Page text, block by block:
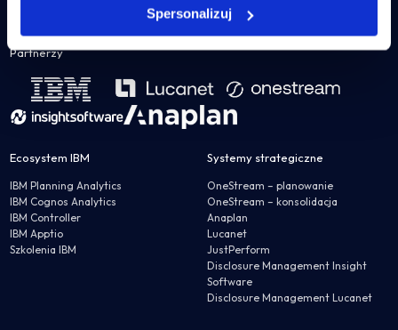
Spersonalizuj
incube@incube.pl
Partnerzy
Ecosystem IBM
IBM Planning Analytics
IBM Cognos Analytics
IBM Controller
IBM Apptio
Szkolenia IBM
Systemy strategiczne
OneStream – planowanie
OneStream – konsolidacja
Anaplan
Lucanet
JustPerform
Disclosure Management Insight
Software
Disclosure Management Lucanet